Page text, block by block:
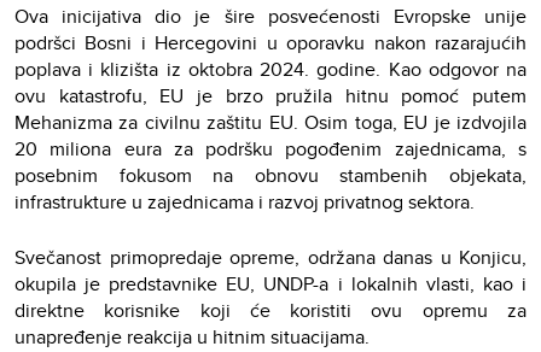
Ova inicijativa dio je šire posvećenosti Evropske unije
podršci Bosni i Hercegovini u oporavku nakon razarajućih
poplava i klizišta iz oktobra 2024. godine. Kao odgovor na
ovu katastrofu, EU je brzo pružila hitnu pomoć putem
Mehanizma za civilnu zaštitu EU. Osim toga, EU je izdvojila
20 miliona eura za podršku pogođenim zajednicama, s
posebnim fokusom na obnovu stambenih objekata,
infrastrukture u zajednicama i razvoj privatnog sektora.
Svečanost primopredaje opreme, održana danas u Konjicu,
okupila je predstavnike EU, UNDP-a i lokalnih vlasti, kao i
direktne korisnike koji će koristiti ovu opremu za
unapređenje reakcija u hitnim situacijama.